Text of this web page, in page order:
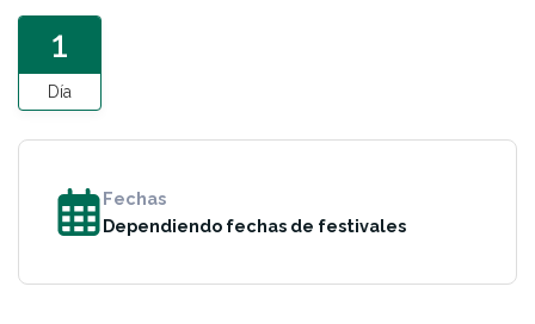
1
Día
Fechas
Dependiendo fechas de festivales